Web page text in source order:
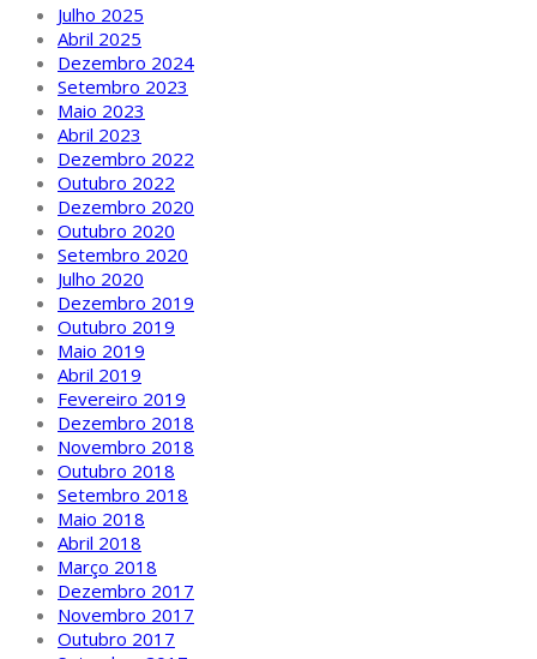
Julho 2025
Abril 2025
Dezembro 2024
Setembro 2023
Maio 2023
Abril 2023
Dezembro 2022
Outubro 2022
Dezembro 2020
Outubro 2020
Setembro 2020
Julho 2020
Dezembro 2019
Outubro 2019
Maio 2019
Abril 2019
Fevereiro 2019
Dezembro 2018
Novembro 2018
Outubro 2018
Setembro 2018
Maio 2018
Abril 2018
Março 2018
Dezembro 2017
Novembro 2017
Outubro 2017